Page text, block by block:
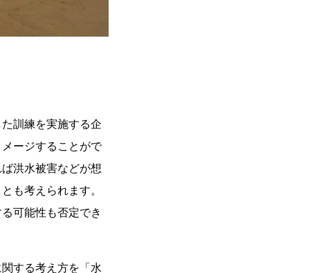
訓練を実施する企
ージすることがで
洪水被害などが想
も考えられます。
可能性も否定でき
する考え方を「水